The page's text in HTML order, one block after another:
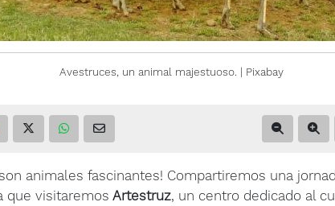
Avestruces, un animal majestuoso. | Pixabay
animales fascinantes! Compartiremos una
que visitaremos Artestruz, un centro dedicado al